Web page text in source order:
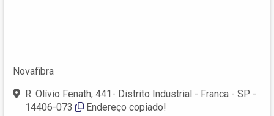
Novafibra
R. Olívio Fenath, 441- Distrito Industrial - Franca - SP -
14406-073
Endereço copiado!